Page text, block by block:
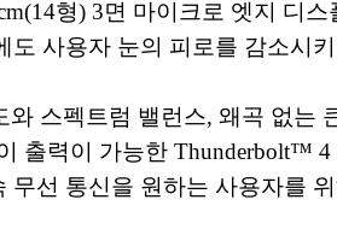
형) 3면 마이크로 엣지
사용자 눈의 피로를 감소시
스펙트럼 밸런스, 왜곡 없는
출력이 가능한 Thunderbolt™
선 통신을 원하는 사용자를